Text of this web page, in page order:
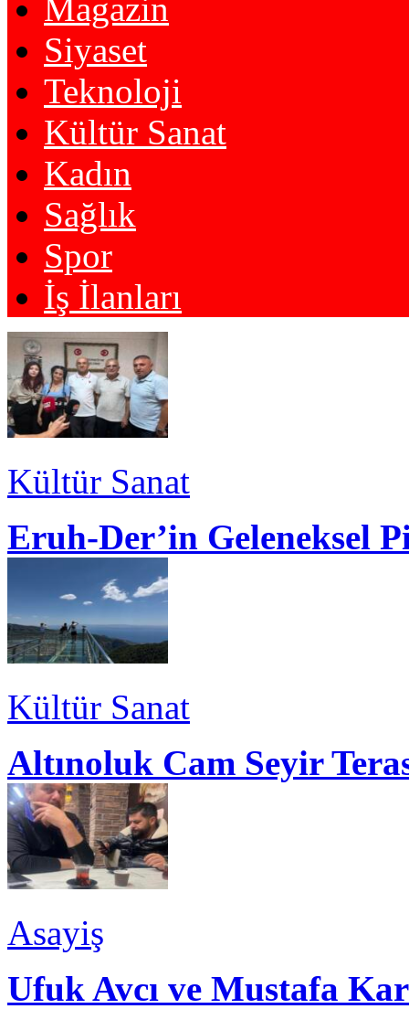
Magazin
Siyaset
Teknoloji
Kültür Sanat
Kadın
Sağlık
Spor
İş İlanları
Kültür Sanat
Eruh-Der’in Geleneksel
Kültür Sanat
Altınoluk Cam Seyir
Asayiş
Ufuk Avcı ve Mustafa